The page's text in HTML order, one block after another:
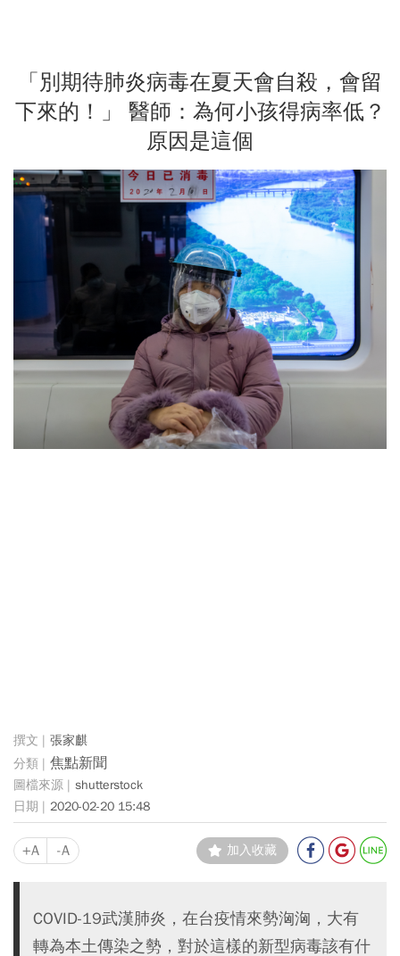
「別期待肺炎病毒在夏天會自殺，會留
下來的！」 醫師：為何小孩得病率低？
原因是這個
張家麒
焦點新聞
shutterstock
2020-02-20 15:48
+A -A 加入收藏
COVID-19武漢肺炎，在台疫情來勢洶洶，大有
轉為本土傳染之勢，對於這樣的新型病毒該有什